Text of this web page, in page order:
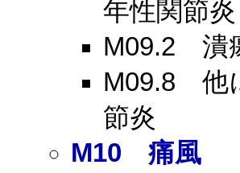
年性関節炎
M09.2 潰
M09.8 他
節炎
M10 痛風